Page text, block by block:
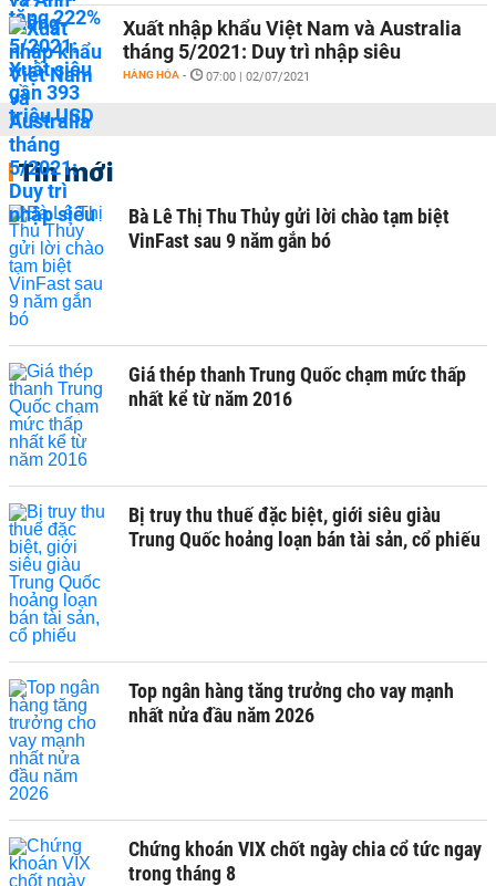
Xuất nhập khẩu Việt Nam và Australia
tháng 5/2021: Duy trì nhập siêu
HÀNG HÓA - 07:00 | 02/07/2021
Tin mới
Bà Lê Thị Thu Thủy gửi lời chào tạm biệt
VinFast sau 9 năm gắn bó
Giá thép thanh Trung Quốc chạm mức thấp
nhất kể từ năm 2016
Bị truy thu thuế đặc biệt, giới siêu giàu
Trung Quốc hoảng loạn bán tài sản, cổ phiếu
Top ngân hàng tăng trưởng cho vay mạnh
nhất nửa đầu năm 2026
Chứng khoán VIX chốt ngày chia cổ tức ngay
trong tháng 8